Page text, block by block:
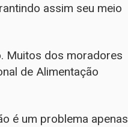
assim seu meio
Muitos dos moradores
de Alimentação
é um problema apenas